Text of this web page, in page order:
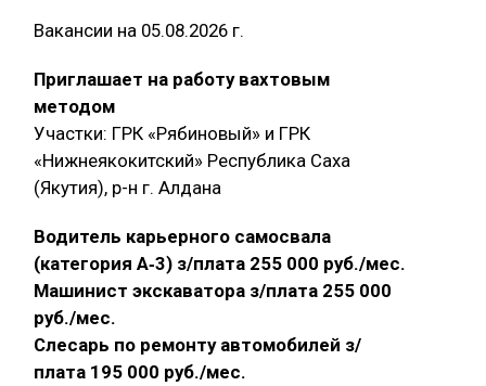
Вакансии на 05.08.2026 г.
Приглашает на работу вахтовым
методом
Участки: ГРК «Рябиновый» и ГРК
«Нижнеякокитский» Республика Саха
(Якутия), р-н г. Алдана
Водитель карьерного самосвала
(категория А‑3) з/плата 255 000 руб./мес.
Машинист экскаватора з/плата 255 000
руб./мес.
Слесарь по ремонту автомобилей з/
плата 195 000 руб./мес.